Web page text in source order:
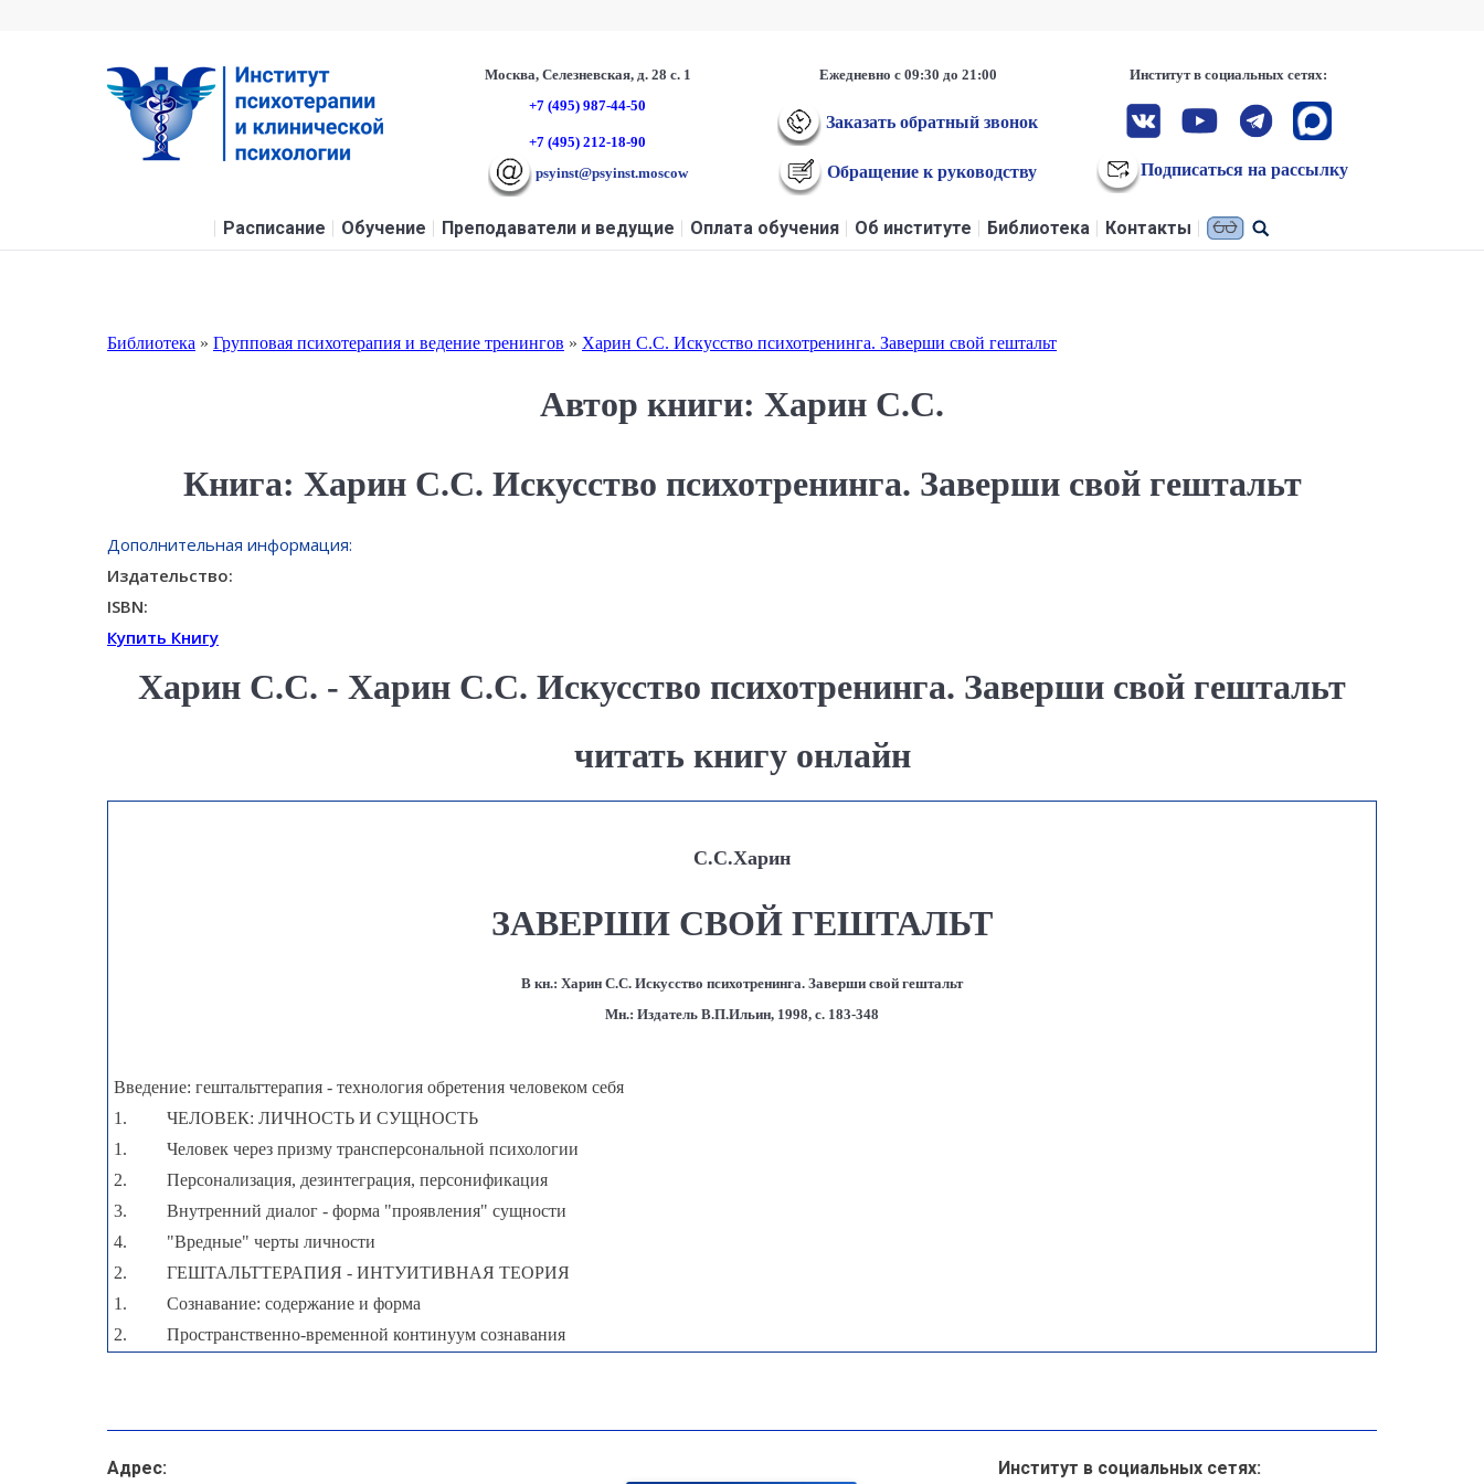
Москва, Селезневская, д. 28 с. 1
+7 (495) 987-44-50
+7 (495) 212-18-90
psyinst@psyinst.moscow
Ежедневно с 09:30 до 21:00
Заказать обратный звонок
Обращение к руководству
Институт в социальных сетях:
Подписаться на рассылку
Расписание Обучение Преподаватели и ведущие Оплата обучения Об институте Библиотека Контакты
Библиотека » Групповая психотерапия и ведение тренингов » Харин С.С. Искусство психотренинга. Заверши свой гештальт
Автор книги: Харин С.С.
Книга: Харин С.С. Искусство психотренинга. Заверши свой гештальт
Дополнительная информация:
Издательство:
ISBN:
Купить Книгу
Харин С.С. - Харин С.С. Искусство психотренинга. Заверши свой гештальт
читать книгу онлайн
С.С.Харин
ЗАВЕРШИ СВОЙ ГЕШТАЛЬТ
В кн.: Харин С.С. Искусство психотренинга. Заверши свой гештальт
Мн.: Издатель В.П.Ильин, 1998, с. 183-348
Введение: гештальттерапия - технология обретения человеком себя
1.
ЧЕЛОВЕК: ЛИЧНОСТЬ И СУЩНОСТЬ
1.
Человек через призму трансперсональной психологии
2.
Персонализация, дезинтеграция, персонификация
3.
Внутренний диалог - форма "проявления" сущности
4.
"Вредные" черты личности
2.
ГЕШТАЛЬТТЕРАПИЯ - ИНТУИТИВНАЯ ТЕОРИЯ
1.
Сознавание: содержание и форма
2.
Пространственно-временной континуум сознавания
3.
ОТ НЕВРОТИЧЕСКОЙ ЛИЧНОСТИ К СУЩНОСТИ.
ГЕШТАЛЬТТЕРАПЕВТИЧЕСКАЯ МОДЕЛЬ ПСИХОЛОГИЧЕСКОГО РОСТА
Адрес: Институт в социальных сетях: